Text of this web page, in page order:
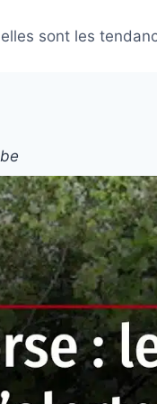
sont les